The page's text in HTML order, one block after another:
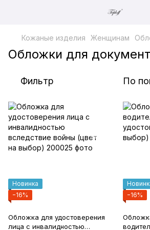
Кожаные изделия Женщинам
Обложки для
Фильтр По
Новинка
−16%
Обложка для удостоверения
лица с инвалидностью
−16%